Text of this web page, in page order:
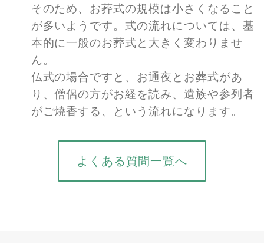
そのため、お葬式の規模は小さくなること
が多いようです。式の流れについては、基
本的に一般のお葬式と大きく変わりませ
ん。
仏式の場合ですと、お通夜とお葬式があ
り、僧侶の方がお経を読み、遺族や参列者
がご焼香する、という流れになります。
よくある質問一覧へ